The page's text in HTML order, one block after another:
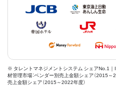
※ タレントマネジメントシステム シェアNo.1｜
材管理市場：ベンダー別売上金額シェア（2015～
売上金額シェア（2015～2022年度）